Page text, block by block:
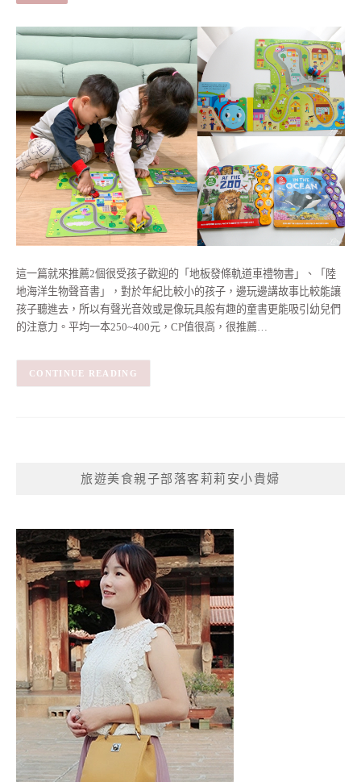
這一篇就來推薦2個很受孩子歡迎的「地板發條軌道車禮物書」、「陸
地海洋生物聲音書」，對於年紀比較小的孩子，邊玩邊講故事比較能讓
孩子聽進去，所以有聲光音效或是像玩具般有趣的童書更能吸引幼兒們
的注意力。平均一本250~400元，CP值很高，很推薦…
CONTINUE READING
旅遊美食親子部落客莉莉安小貴婦